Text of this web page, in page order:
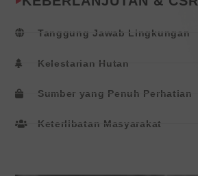
Tanggung Jawab Lingkungan
Kelestarian Hutan
Sumber yang Penuh Perhatian
Keterlibatan Masyarakat